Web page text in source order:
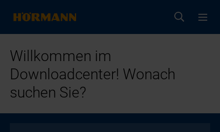
Willkommen im
Downloadcenter! Wonach
suchen Sie?